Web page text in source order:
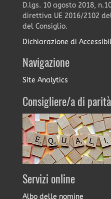
D.lgs. 10 agosto 2018,
direttiva UE 2016/2102
del Consiglio.
Dichiarazione di
Navigazione
Site Analytics
Consigliere/a di parità
Servizi online
Albo delle nomine